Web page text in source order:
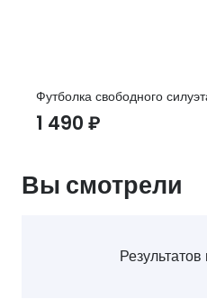
Футболка свободного
1 490 ₽
Вы смотрели